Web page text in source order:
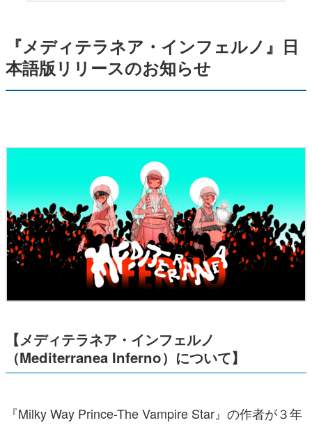
『メディテラネア・インフェルノ』日
本語版リリースのお知らせ
【メディテラネア・インフェルノ
（Mediterranea Inferno）について】
『Milky Way Prince-The Vampire Star』の作者が３年